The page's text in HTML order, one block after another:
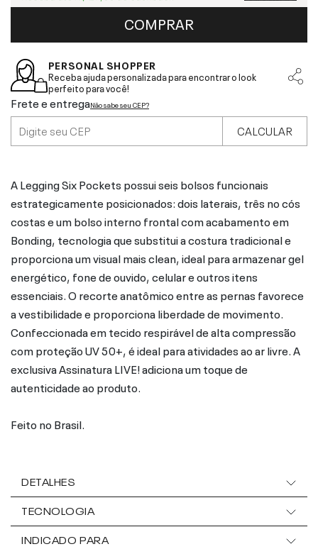
COMPRAR
PERSONAL SHOPPER
Receba ajuda personalizada para encontrar o look
perfeito para você!
Frete e entregaNão sabe seu CEP?
CALCULAR
A Legging Six Pockets possui seis bolsos funcionais
estrategicamente posicionados: dois laterais, três no cós
costas e um bolso interno frontal com acabamento em
Bonding, tecnologia que substitui a costura tradicional e
proporciona um visual mais clean, ideal para armazenar gel
energético, fone de ouvido, celular e outros itens
essenciais. O recorte anatômico entre as pernas favorece
a vestibilidade e proporciona liberdade de movimento.
Confeccionada em tecido respirável de alta compressão
com proteção UV 50+, é ideal para atividades ao ar livre. A
exclusiva Assinatura LIVE! adiciona um toque de
autenticidade ao produto.
Feito no Brasil.
DETALHES
TECNOLOGIA
INDICADO PARA